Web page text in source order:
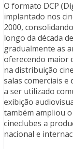
O formato DCP
implantado nos
2000,
longo da década
gradualmente as
oferecendo maior
na distribuição
salas comerciais e
a ser utilizado
exibição
também ampliou
cineclubes a
nacional e